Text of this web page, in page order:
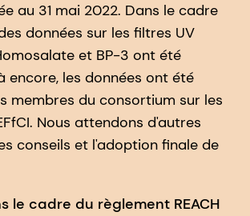
au 31 mai 2022. Dans le cadre
données sur les filtres UV
et BP-3 ont été
encore, les données ont été
membres du consortium sur les
Nous attendons d'autres
conseils et l'adoption finale de
le cadre du règlement REACH